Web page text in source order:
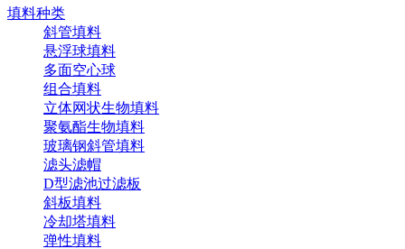
填料种类
斜管填料
悬浮球填料
多面空心球
组合填料
立体网状生物填料
聚氨酯生物填料
玻璃钢斜管填料
滤头滤帽
D型滤池过滤板
斜板填料
冷却塔填料
弹性填料